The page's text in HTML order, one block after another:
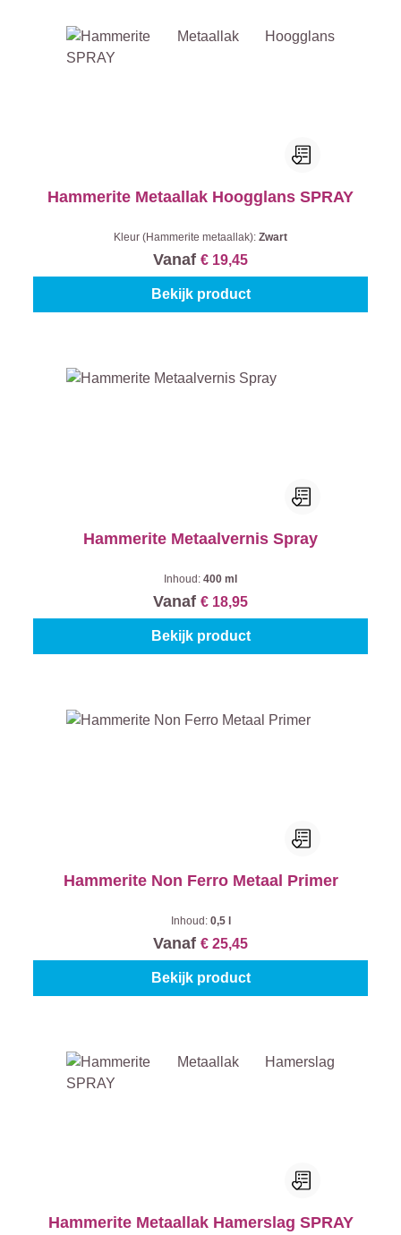
Hammerite Metaallak Hoogglans SPRAY
Kleur (Hammerite metaallak): Zwart
Vanaf € 19,45
Bekijk product
Hammerite Metaalvernis Spray
Inhoud: 400 ml
Vanaf € 18,95
Bekijk product
Hammerite Non Ferro Metaal Primer
Inhoud: 0,5 l
Vanaf € 25,45
Bekijk product
Hammerite Metaallak Hamerslag SPRAY